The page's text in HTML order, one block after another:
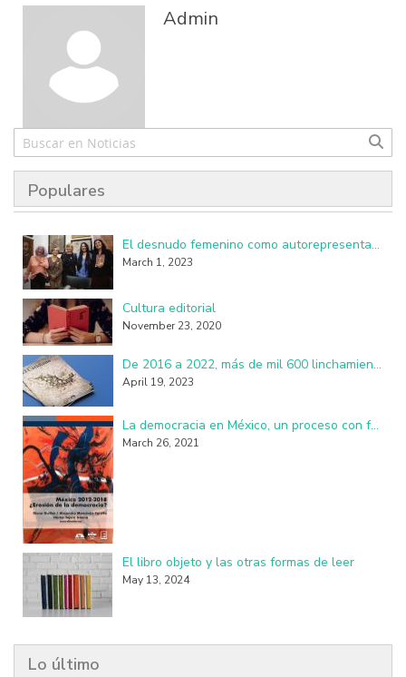
Admin
Populares
El desnudo femenino como autorepresentación resulta perturbador y subversivo
March 1, 2023
Cultura editorial
November 23, 2020
De 2016 a 2022, más de mil 600 linchamientos en México: investigadores de la UAM
April 19, 2023
La democracia en México, un proceso con fallas, imperfecciones y seudo practicantes
March 26, 2021
El libro objeto y las otras formas de leer
May 13, 2024
Lo último